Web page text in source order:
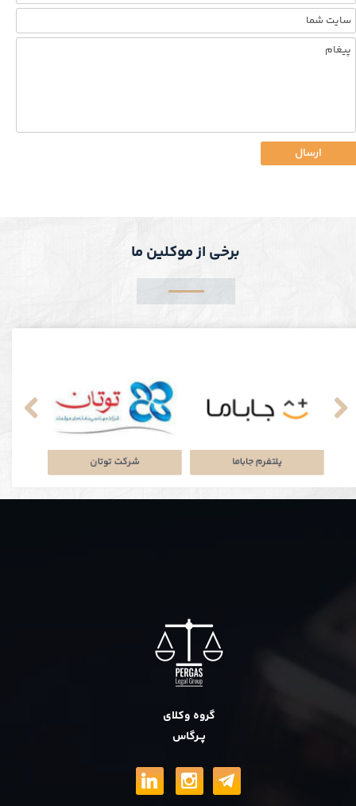
ارسال
شرکت توتان پلتفرم جاباما
برخی از موکلین ما
گروه وکلای
پــرگاس